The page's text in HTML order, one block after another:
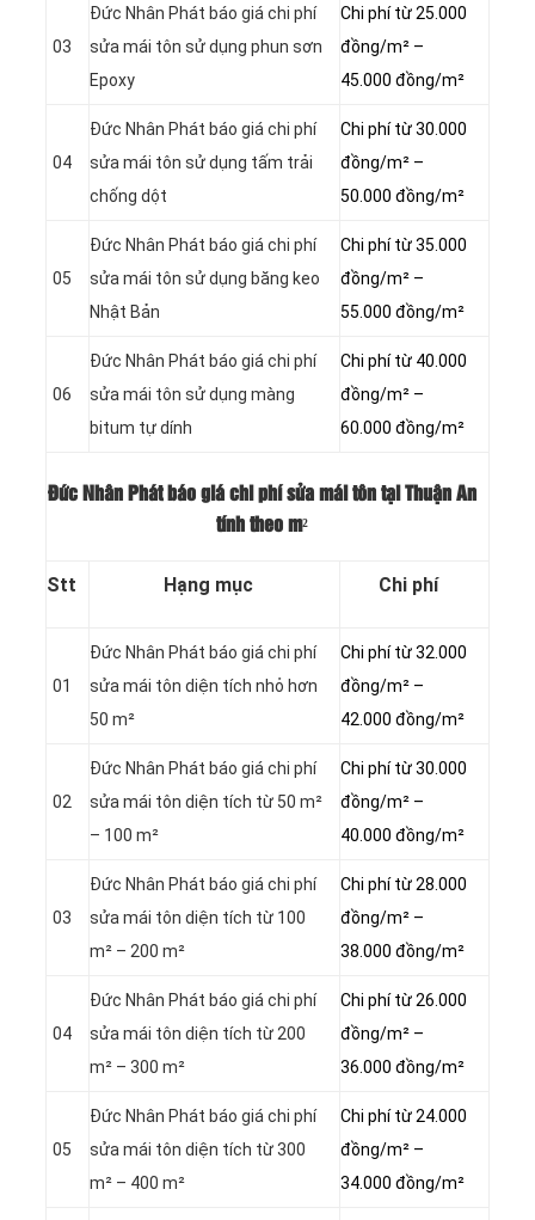
03
Đức Nhân Phát báo giá chi phí
sửa mái tôn sử dụng phun sơn
Epoxy
Chi phí từ 25.000
đồng/m² –
45.000 đồng/m²
04
Đức Nhân Phát báo giá chi phí
sửa mái tôn sử dụng tấm trải
chống dột
Chi phí từ 30.000
đồng/m² –
50.000 đồng/m²
05
Đức Nhân Phát báo giá chi phí
sửa mái tôn sử dụng băng keo
Nhật Bản
Chi phí từ 35.000
đồng/m² –
55.000 đồng/m²
06
Đức Nhân Phát báo giá chi phí
sửa mái tôn sử dụng màng
bitum tự dính
Chi phí từ 40.000
đồng/m² –
60.000 đồng/m²
Đức Nhân Phát báo giá chi phí sửa mái tôn tại Thuận An
tính theo m²
Stt Hạng mục Chi phí
01
Đức Nhân Phát báo giá chi phí
sửa mái tôn diện tích nhỏ hơn
50 m²
Chi phí từ 32.000
đồng/m² –
42.000 đồng/m²
02
Đức Nhân Phát báo giá chi phí
sửa mái tôn diện tích từ 50 m²
– 100 m²
Chi phí từ 30.000
đồng/m² –
40.000 đồng/m²
03
Đức Nhân Phát báo giá chi phí
sửa mái tôn diện tích từ 100
m² – 200 m²
Chi phí từ 28.000
đồng/m² –
38.000 đồng/m²
04
Đức Nhân Phát báo giá chi phí
sửa mái tôn diện tích từ 200
m² – 300 m²
Chi phí từ 26.000
đồng/m² –
36.000 đồng/m²
05
Đức Nhân Phát báo giá chi phí
sửa mái tôn diện tích từ 300
m² – 400 m²
Chi phí từ 24.000
đồng/m² –
34.000 đồng/m²